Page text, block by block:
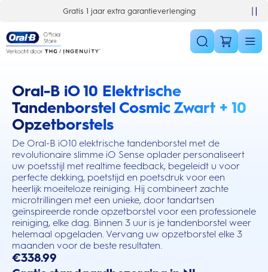
1 jaar extra garantieverlenging
Oral-B iO 10 Elektrische
Tandenborstel Cosmic Zwart + 10
Opzetborstels
De Oral-B iO10 elektrische tandenborstel met de
revolutionaire slimme iO Sense oplader personaliseert
uw poetsstijl met realtime feedback, begeleidt u voor
perfecte dekking, poetstijd en poetsdruk voor een
heerlijk moeiteloze reiniging. Hij combineert zachte
microtrillingen met een unieke, door tandartsen
geïnspireerde ronde opzetborstel voor een professionele
reiniging, elke dag. Binnen 3 uur is je tandenborstel weer
helemaal opgeladen. Vervang uw opzetborstel elke 3
maanden voor de beste resultaten.
this action will scroll you to the reviews section
€338.99